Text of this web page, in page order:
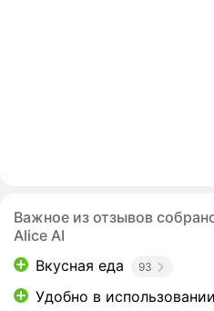
Важное из отзывов
Alice AI
Вкусная еда
93
Удобно в использовании